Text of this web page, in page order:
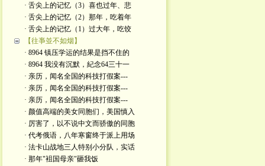
· 舌尖上的记忆（3）喜也过年、悲
· 舌尖上的记忆（2）那年，吃着年
· 舌尖上的记忆（1）过大年，吃饺
【往亊並不如烟】
· 8964 镇压学运的结果是挡不住的
· 8964 我没有沉默，紀念64三十一
· 亲历，闻名全国的科技打假案---
· 亲历，闻名全国的科技打假案---
· 亲历，闻名全国的科技打假案---
· 颜值高端的美女同胞们，美国慎入
· 厉害了，以不说中文而骄傲的同胞
· 代考俄语，八年寒窗终于派上用场
· 法卡山战地三人特别小分队，实话
· 那年"袓国母亲"砸我饭